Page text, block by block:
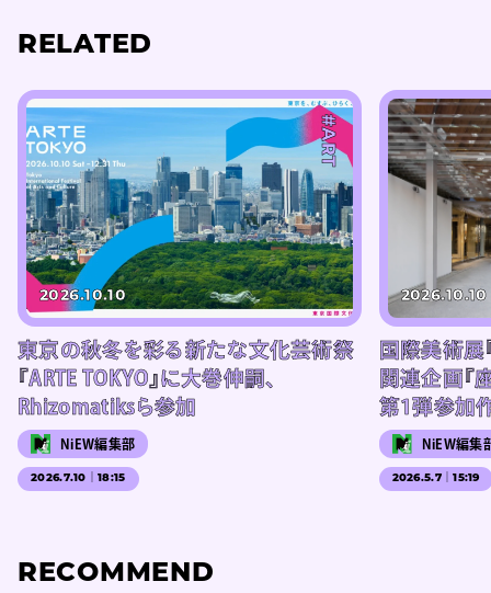
RELATED
#ART
2026.10.10
東京の秋冬を彩る新たな文化芸術祭
『ARTE TOKYO』に大巻伸嗣、
Rhizomatiksら参加
NiEW編集部
2026.7.10｜18:15
2026.10.10
国際美術展
関連企画『
第1弾参加
NiEW編集
2026.5.7｜15:19
RECOMMEND